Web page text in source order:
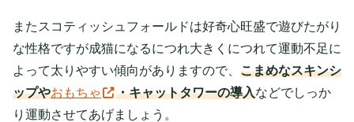
またスコティッシュフォールドは好奇心旺盛で遊びたがり
な性格ですが成猫になるにつれ大きくにつれて運動不足に
よって太りやすい傾向がありますので、 こまめなスキンシ
ップやおもちゃ ・キャットタワーの導入などでしっか
り運動させてあげましょう。